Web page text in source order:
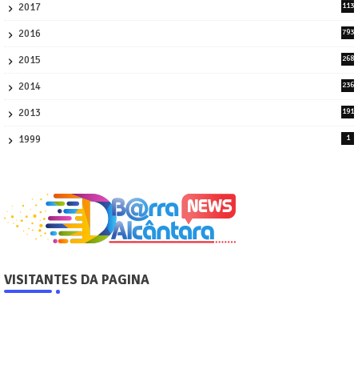
2017
113
2016
793
2015
268
2014
236
2013
191
1999 1
VISITANTES DA PAGINA